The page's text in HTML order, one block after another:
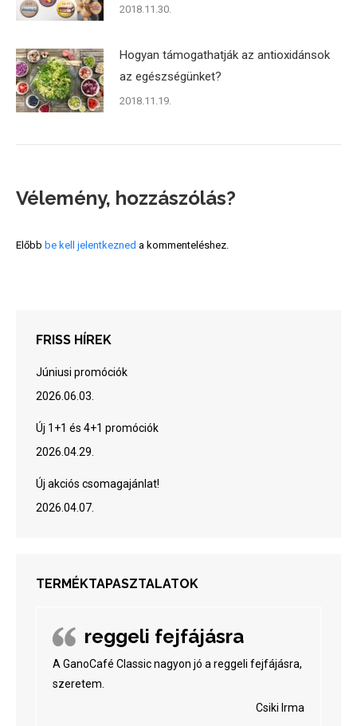
2018.11.30.
Hogyan támogathatják az antioxidánsok
az egészségünket?
2018.11.19.
Vélemény, hozzászólás?
Előbb be kell jelentkezned a kommenteléshez.
FRISS HÍREK
Júniusi promóciók
2026.06.03.
Új 1+1 és 4+1 promóciók
2026.04.29.
Új akciós csomagajánlat!
2026.04.07.
TERMÉKTAPASZTALATOK
reggeli fejfájásra
A GanoCafé Classic nagyon jó a reggeli fejfájásra,
szeretem.
Csiki Irma